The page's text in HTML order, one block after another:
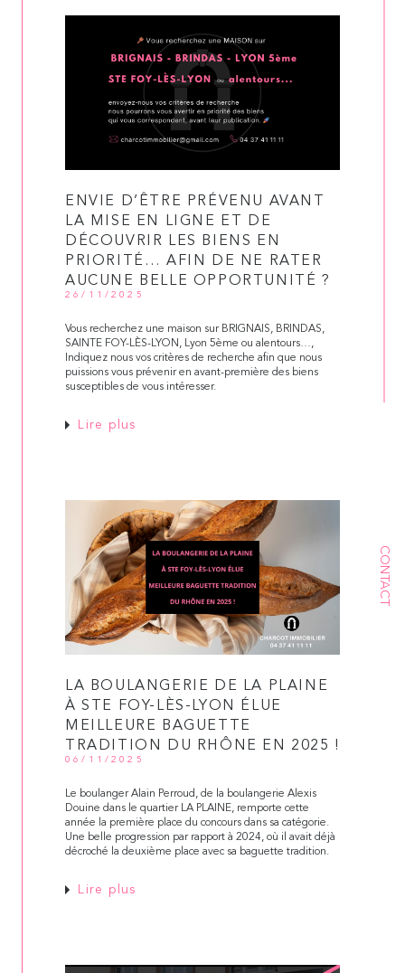
CONTACT
ENVIE D’ÊTRE PRÉVENU AVANT
LA MISE EN LIGNE ET DE
DÉCOUVRIR LES BIENS EN
PRIORITÉ… AFIN DE NE RATER
AUCUNE BELLE OPPORTUNITÉ ?
26/11/2025
Vous recherchez une maison sur BRIGNAIS, BRINDAS,
SAINTE FOY-LÈS-LYON, Lyon 5ème ou alentours…,
Indiquez nous vos critères de recherche afin que nous
puissions vous prévenir en avant-première des biens
susceptibles de vous intéresser.
Lire plus
LA BOULANGERIE DE LA PLAINE
À STE FOY-LÈS-LYON ÉLUE
MEILLEURE BAGUETTE
TRADITION DU RHÔNE EN 2025 !
06/11/2025
Le boulanger Alain Perroud, de la boulangerie Alexis
Douine dans le quartier LA PLAINE, remporte cette
année la première place du concours dans sa catégorie.
Une belle progression par rapport à 2024, où il avait déjà
décroché la deuxième place avec sa baguette tradition.
Lire plus